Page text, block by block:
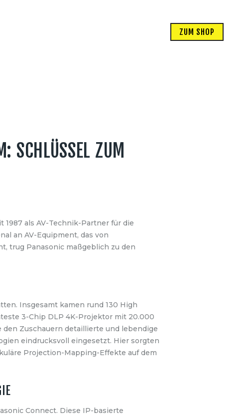
ZUM SHOP
SCHLÜSSEL ZUM
als AV-Technik-Partner für die
an AV-Equipment, das von
trug Panasonic maßgeblich zu den
Insgesamt kamen rund 130 High
3-Chip DLP 4K-Projektor mit 20.000
Zuschauern detaillierte und lebendige
eindrucksvoll eingesetzt. Hier sorgten
Projection-Mapping-Effekte auf dem
Connect. Diese IP-basierte